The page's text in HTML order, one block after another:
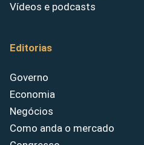
Vídeos e podcasts
Editorias
Governo
Economia
Negócios
Como anda o mercado